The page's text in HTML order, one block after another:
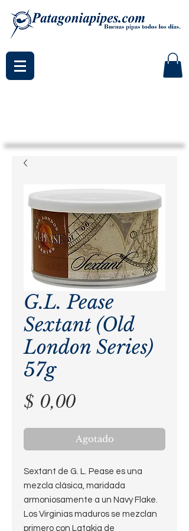
G.L. Pease
Sextant (Old
London Series)
57g
$ 0,00Precio
Agotado
Sextant de G. L. Pease es una
mezcla clásica, maridada
armoniosamente a un Navy Flake.
Los Virginias maduros se mezclan
primero con Latakia de